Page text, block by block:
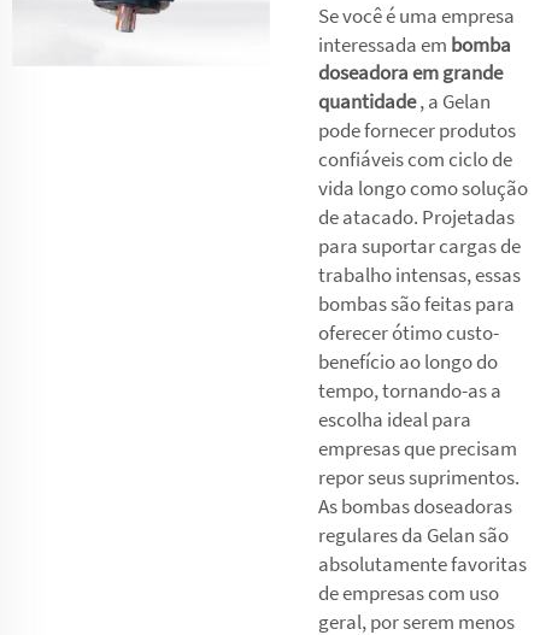
Se você é uma empresa
interessada em bomba
doseadora em grande
quantidade, a Gelan
pode fornecer produtos
confiáveis com ciclo de
vida longo como solução
de atacado. Projetadas
para suportar cargas de
trabalho intensas, essas
bombas são feitas para
oferecer ótimo custo-
benefício ao longo do
tempo, tornando-as a
escolha ideal para
empresas que precisam
repor seus suprimentos.
As bombas doseadoras
regulares da Gelan são
absolutamente favoritas
de empresas com uso
geral, por serem menos